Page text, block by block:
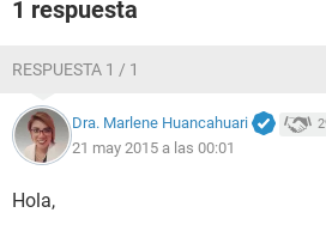
1 respuesta
RESPUESTA 1 / 1
Dra. Marlene Huancahuari
21 may 2015 a las 00:01
Hola,